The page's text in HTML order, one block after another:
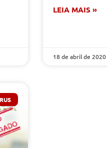
LEIA MAIS »
18 de abril de 2020